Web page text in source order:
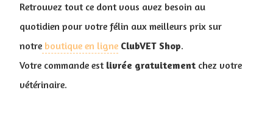
Retrouvez tout ce dont vous avez besoin au
quotidien pour votre félin aux meilleurs prix sur
notre boutique en ligne ClubVET Shop.
Votre commande est livrée gratuitement chez votre
vétérinaire.